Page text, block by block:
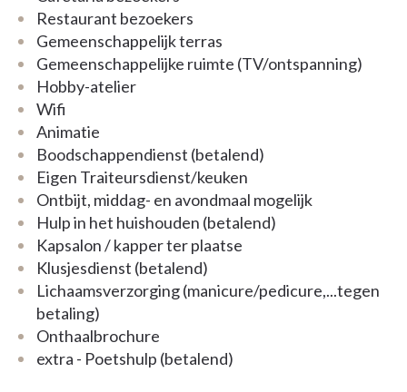
Restaurant bezoekers
Gemeenschappelijk terras
Gemeenschappelijke ruimte (TV/ontspanning)
Hobby-atelier
Wifi
Animatie
Boodschappendienst (betalend)
Eigen Traiteursdienst/keuken
Ontbijt, middag- en avondmaal mogelijk
Hulp in het huishouden (betalend)
Kapsalon / kapper ter plaatse
Klusjesdienst (betalend)
Lichaamsverzorging (manicure/pedicure,...tegen
betaling)
Onthaalbrochure
extra - Poetshulp (betalend)